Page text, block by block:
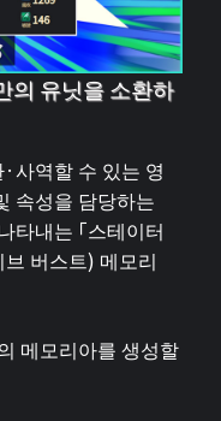
의 유닛을 소환하
·사역할 수 있는 영
속성을 담당하는
타내는 「스테이터
브 버스트) 메모리
메모리아를 생성할